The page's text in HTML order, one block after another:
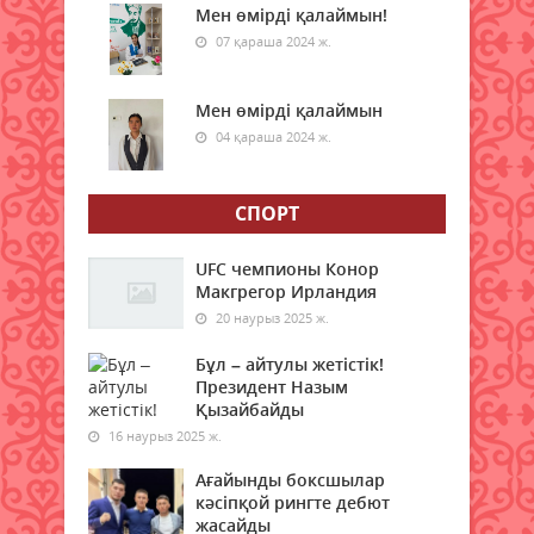
06 тамыз 2026 ж. 68
06 тамыз 2026 ж. 66
Синоптиктер Қазақстанның екі
қаласында ауа сапасы
нашарлауы мүмкін екенін
06 тамыз 2026 ж. 66
Қазақстандықтар тамызда ең
жарқын жұлдыз жаууын
тамашалай алады
06 тамыз 2026 ж. 65
Алғашқы цифрлық жасанды
интеллект құралдарының
таныстырылымы өтті
Мен өмірді қалаймын!
07 қараша 2024 ж.
Мен өмірді қалаймын
04 қараша 2024 ж.
СПОРТ
UFC чемпионы Конор
Макгрегор Ирландия
20 наурыз 2025 ж.
Бұл – айтулы жетістік!
Президент Назым
Қызайбайды
16 наурыз 2025 ж.
Ағайынды боксшылар
кәсіпқой рингте дебют
жасайды